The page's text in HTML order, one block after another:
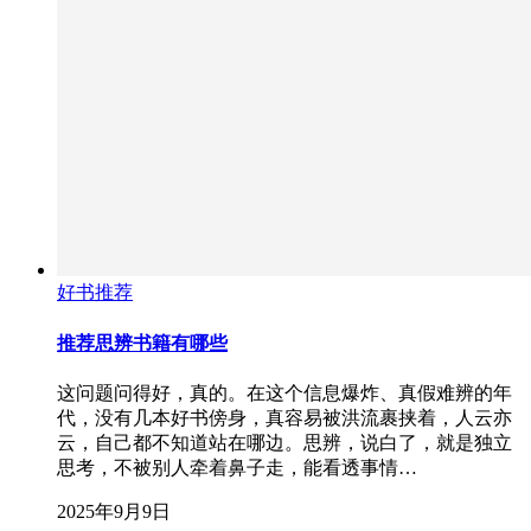
好书推荐
推荐思辨书籍有哪些
这问题问得好，真的。在这个信息爆炸、真假难辨的年
代，没有几本好书傍身，真容易被洪流裹挟着，人云亦
云，自己都不知道站在哪边。思辨，说白了，就是独立
思考，不被别人牵着鼻子走，能看透事情…
2025年9月9日